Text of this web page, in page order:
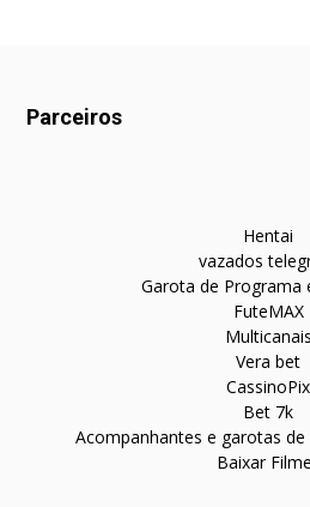
Parceiros
Hentai
vazados
Garota de Programa
FuteMAX
Multicanais
Vera bet
CassinoPix
Bet 7k
Acompanhantes e garotas
Baixar